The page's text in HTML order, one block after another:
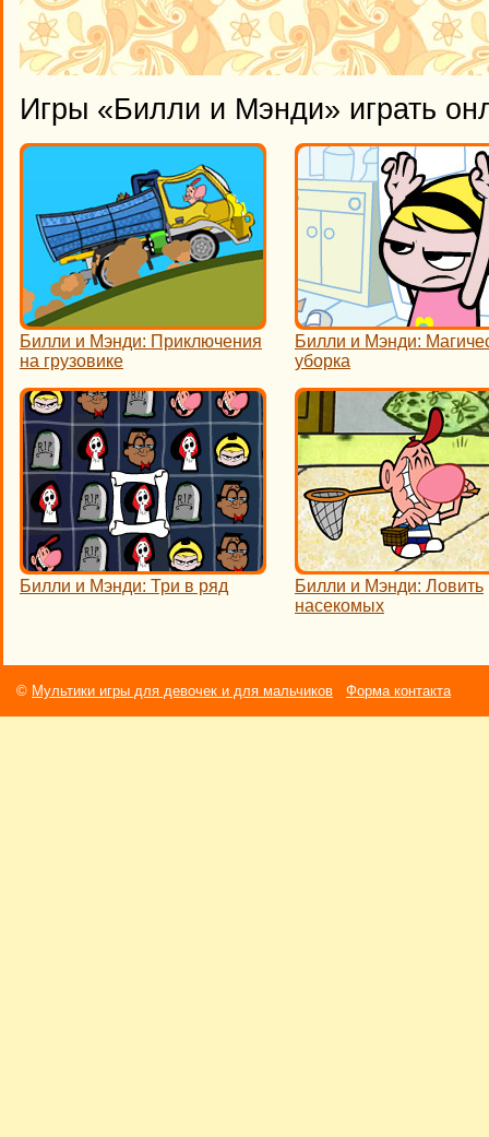
Игры «Билли и Мэнди» играть
Билли и Мэнди: Приключения
на грузовике
Билли и Мэнди:
уборка
Билли и Мэнди: Три в ряд
Билли и Мэнди: Ловить
насекомых
© Мультики игры для девочек и для мальчиков Форма контакта